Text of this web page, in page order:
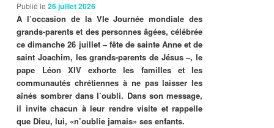
Publié le26 juillet 2026
À l’occasion de la VIe Journée mondiale des
grands-parents et des personnes âgées, célébrée
ce dimanche 26 juillet – fête de sainte Anne et de
saint Joachim, les grands-parents de Jésus –, le
pape Léon XIV exhorte les familles et les
communautés chrétiennes à ne pas laisser les
aînés sombrer dans l’oubli. Dans son message,
il invite chacun à leur rendre visite et rappelle
que Dieu, lui, «n’oublie jamais» ses enfants.